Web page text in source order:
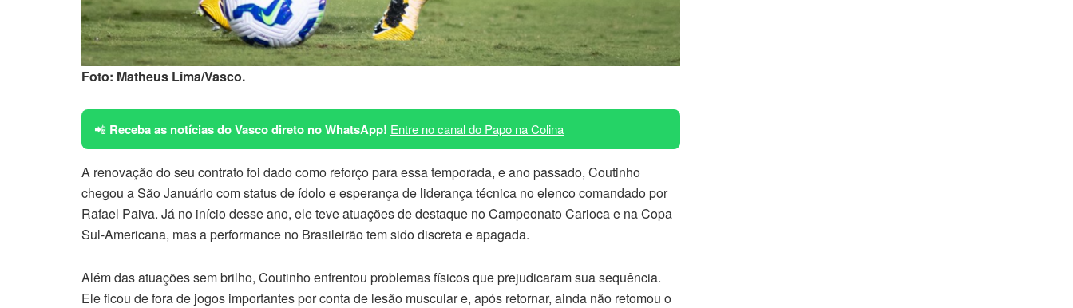
Foto: Matheus Lima/Vasco.
📲 Receba as notícias do Vasco direto no WhatsApp! Entre no canal do Papo na Colina
A renovação do seu contrato foi dado como reforço para essa temporada, e ano passado, Coutinho
chegou a São Januário com status de ídolo e esperança de liderança técnica no elenco comandado por
Rafael Paiva. Já no início desse ano, ele teve atuações de destaque no Campeonato Carioca e na Copa
Sul-Americana, mas a performance no Brasileirão tem sido discreta e apagada.
Além das atuações sem brilho, Coutinho enfrentou problemas físicos que prejudicaram sua sequência.
Ele ficou de fora de jogos importantes por conta de lesão muscular e, após retornar, ainda não retomou o